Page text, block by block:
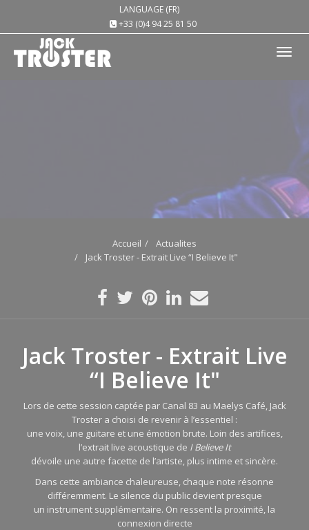
LANGUAGE (FR)
+33 (0)4 94 25 81 50
Accueil
Actualites
Jack Troster - Extrait Live “I Believe It"
Jack Troster - Extrait Live
“I Believe It"
Lors de cette session captée par Canal 83 au Maelys Café, Jack
Troster a choisi de revenir à l’essentiel :
une voix, une guitare et une émotion brute. Loin des artifices,
l’extrait live acoustique de I Believe It
dévoile une autre facette de l’artiste, plus intime et sincère.
Dans cette ambiance chaleureuse, chaque note résonne
différemment. Le silence du public devient presque
un instrument supplémentaire. On ressent la proximité, la
connexion directe